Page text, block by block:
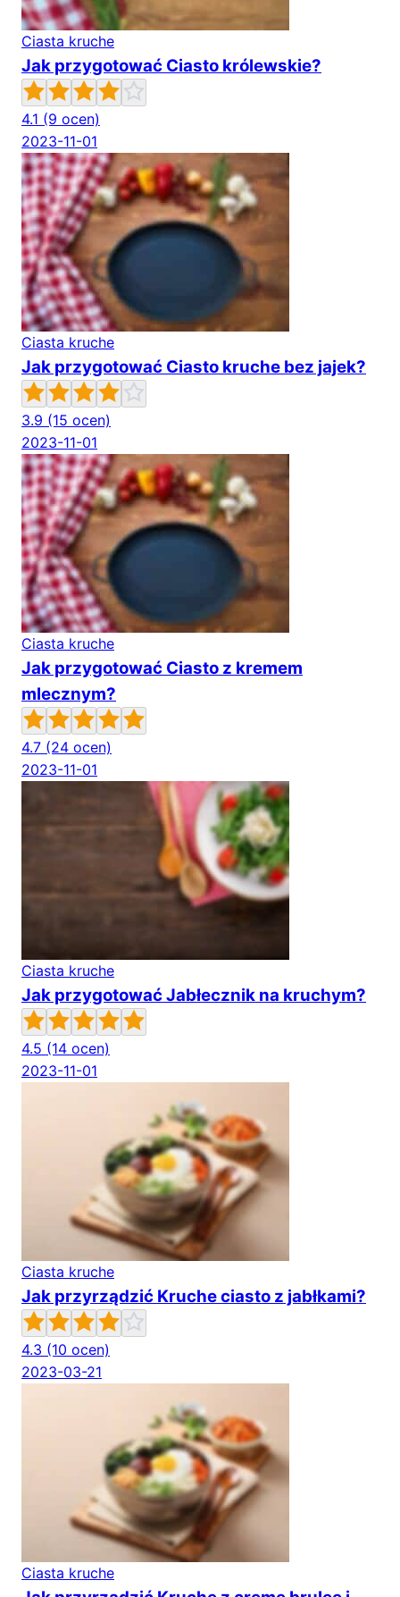
Ciasta kruche
Jak przygotować Ciasto królewskie?
4.1 (9 ocen)
2023-11-01
Ciasta kruche
Jak przygotować Ciasto kruche bez jajek?
3.9 (15 ocen)
2023-11-01
Ciasta kruche
Jak przygotować Ciasto z kremem
mlecznym?
4.7 (24 ocen)
2023-11-01
Ciasta kruche
Jak przygotować Jabłecznik na kruchym?
4.5 (14 ocen)
2023-11-01
Ciasta kruche
Jak przyrządzić Kruche ciasto z jabłkami?
4.3 (10 ocen)
2023-03-21
Ciasta kruche